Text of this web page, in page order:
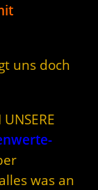
uns doch
was an